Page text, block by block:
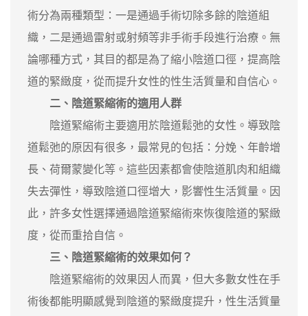
術分為兩種類型：一是通過手術切除多餘的陰道組
織，二是通過雷射或射頻等非手術手段進行治療。無
論哪種方式，其目的都是為了縮小陰道口徑，提高陰
道的緊緻度，從而提升女性的性生活質量和自信心。
二、陰道緊縮術的適用人群
陰道緊縮術主要適用於陰道鬆弛的女性。導致陰
道鬆弛的原因有很多，最常見的包括：分娩、年齡增
長、荷爾蒙變化等。這些因素都會使陰道肌肉和組織
失去彈性，導致陰道口徑增大，影響性生活質量。因
此，許多女性選擇通過陰道緊縮術來恢復陰道的緊緻
度，從而重拾自信。
三、陰道緊縮術的效果如何？
陰道緊縮術的效果因人而異，但大多數女性在手
術後都能明顯感覺到陰道的緊緻度提升，性生活質量